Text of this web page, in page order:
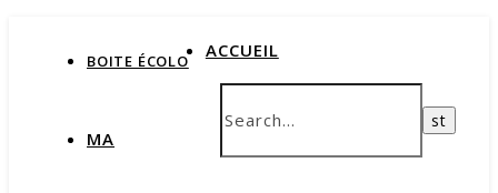
BOITE ÉCOLO ACCUEIL
MA